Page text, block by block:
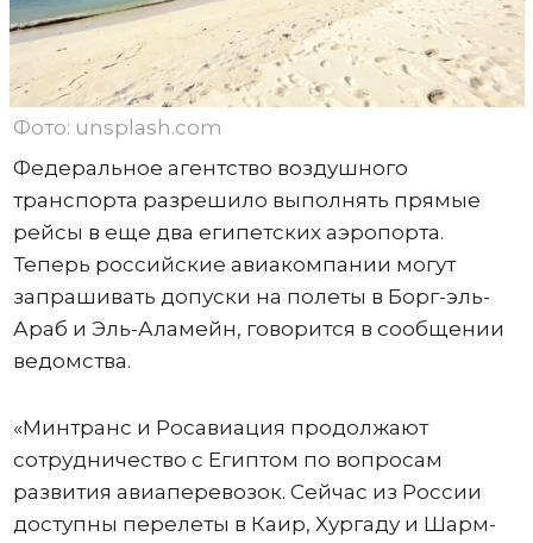
Фото: unsplash.com
Федеральное агентство воздушного
транспорта разрешило выполнять прямые
рейсы в еще два египетских аэропорта.
Теперь российские авиакомпании могут
запрашивать допуски на полеты в Борг-эль-
Араб и Эль-Аламейн, говорится в сообщении
ведомства.
«Минтранс и Росавиация продолжают
сотрудничество с Египтом по вопросам
развития авиаперевозок. Сейчас из России
доступны перелеты в Каир, Хургаду и Шарм-